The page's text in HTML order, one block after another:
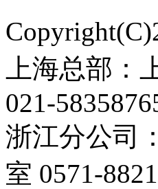
上海总部：
021-
浙江分公司
室 0571-